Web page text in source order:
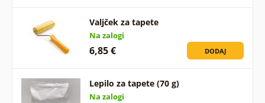
Valjček za tapete
Na zalogi
6,85 € DODAJ
Lepilo za tapete (70 g)
Na zalogi